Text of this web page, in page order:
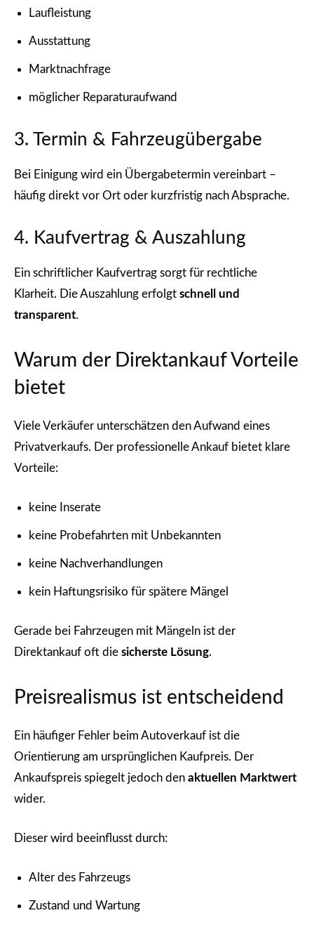
Laufleistung
Ausstattung
Marktnachfrage
möglicher Reparaturaufwand
3. Termin & Fahrzeugübergabe
Bei Einigung wird ein Übergabetermin vereinbart –
häufig direkt vor Ort oder kurzfristig nach Absprache.
4. Kaufvertrag & Auszahlung
Ein schriftlicher Kaufvertrag sorgt für rechtliche
Klarheit. Die Auszahlung erfolgt schnell und
transparent.
Warum der Direktankauf Vorteile
bietet
Viele Verkäufer unterschätzen den Aufwand eines
Privatverkaufs. Der professionelle Ankauf bietet klare
Vorteile:
keine Inserate
keine Probefahrten mit Unbekannten
keine Nachverhandlungen
kein Haftungsrisiko für spätere Mängel
Gerade bei Fahrzeugen mit Mängeln ist der
Direktankauf oft die sicherste Lösung.
Preisrealismus ist entscheidend
Ein häufiger Fehler beim Autoverkauf ist die
Orientierung am ursprünglichen Kaufpreis. Der
Ankaufspreis spiegelt jedoch den aktuellen Marktwert
wider.
Dieser wird beeinflusst durch:
Alter des Fahrzeugs
Zustand und Wartung